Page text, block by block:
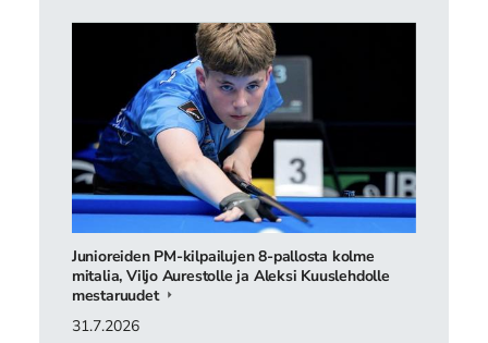
Junioreiden PM-kilpailujen 8-pallosta kolme
mitalia, Viljo Aurestolle ja Aleksi Kuuslehdolle
mestaruudet
31.7.2026